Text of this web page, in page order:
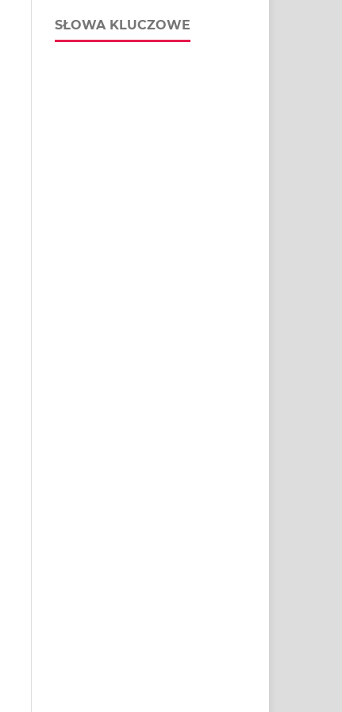
SŁOWA KLUCZOWE